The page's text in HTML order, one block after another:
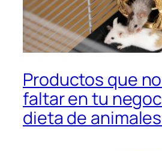
Productos que
faltar en tu
dieta de